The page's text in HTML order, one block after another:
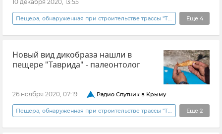
10 декабря 2020, 13:55
Еще 4
Общество Новости Новости
Туризм
Новый вид дикобраза нашли в
пещере "Таврида" - палеонтолог
26 ноября 2020, 07:19 Радио Спутник в Крыму
Еще 2
Пещера, обнаруженная при строительстве трассы "Таврида"
Общество Новости